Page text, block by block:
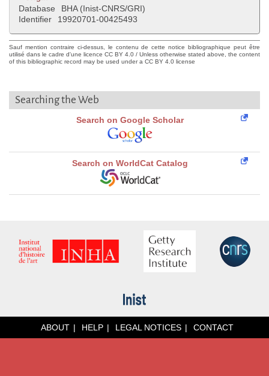
Database
BHA (Inist-CNRS/GRI)
Identifier
19920701-00425493
Sauf mention contraire ci-dessus, le contenu de cette notice bibliographique peut être
utilisé dans le cadre d'une licence CC BY 4.0 / Unless otherwise stated above, the content
of this bibliographic record may be used under a CC BY 4.0 license
Searching the Web
Search on Google Scholar
Search on WorldCat Catalog
ABOUT HELP LEGAL NOTICES CONTACT